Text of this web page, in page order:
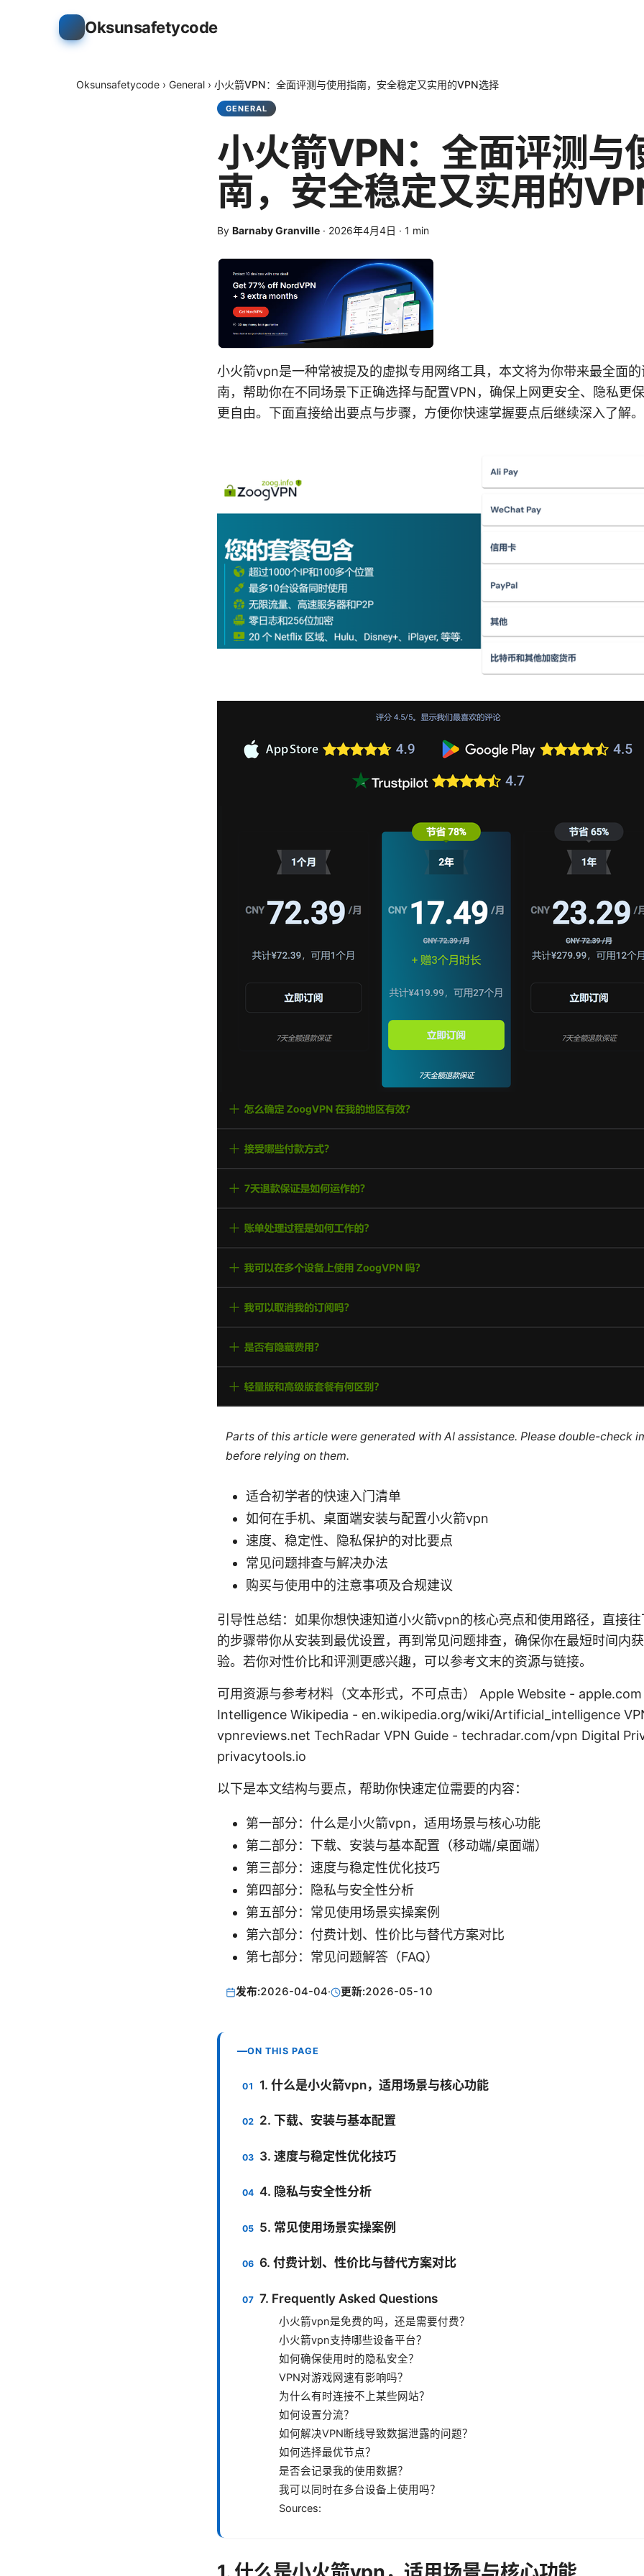
Oksunsafetycode
Oksunsafetycode › General › 小火箭VPN：全面评测与使用指南，安全稳定又实用的VPN选择
GENERAL
小火箭VPN：全面评测与
南，安全稳定又实用的
By Barnaby Granville · 2026年4月4日 · 1 min
小火箭vpn是一种常被提及的虚拟专用网络工具，本文将为你带来最全面
南，帮助你在不同场景下正确选择与配置VPN，确保上网更安全、隐私更
更自由。下面直接给出要点与步骤，方便你快速掌握要点后继续深入了解。
Parts of this article were generated with AI assistance. Please double-check
before relying on them.
适合初学者的快速入门清单
如何在手机、桌面端安装与配置小火箭vpn
速度、稳定性、隐私保护的对比要点
常见问题排查与解决办法
购买与使用中的注意事项及合规建议
引导性总结：如果你想快速知道小火箭vpn的核心亮点和使用路径，直接
的步骤带你从安装到最优设置，再到常见问题排查，确保你在最短时间内
验。若你对性价比和评测更感兴趣，可以参考文末的资源与链接。
可用资源与参考材料（文本形式，不可点击） Apple Website -
Intelligence Wikipedia - en.wikipedia.org/wiki/Artificial_intelligence
vpnreviews.net TechRadar VPN Guide - techradar.com/vpn Digital
privacytools.io
以下是本文结构与要点，帮助你快速定位需要的内容：
第一部分：什么是小火箭vpn，适用场景与核心功能
第二部分：下载、安装与基本配置（移动端/桌面端）
第三部分：速度与稳定性优化技巧
第四部分：隐私与安全性分析
第五部分：常见使用场景实操案例
第六部分：付费计划、性价比与替代方案对比
第七部分：常见问题解答（FAQ）
发布:2026-04-04· 更新:2026-05-10
ON THIS PAGE
1. 什么是小火箭vpn，适用场景与核心功能
2. 下载、安装与基本配置
3. 速度与稳定性优化技巧
4. 隐私与安全性分析
5. 常见使用场景实操案例
6. 付费计划、性价比与替代方案对比
7. Frequently Asked Questions
小火箭vpn是免费的吗，还是需要付费？
小火箭vpn支持哪些设备平台？
如何确保使用时的隐私安全？
VPN对游戏网速有影响吗？
为什么有时连接不上某些网站？
如何设置分流？
如何解决VPN断线导致数据泄露的问题？
如何选择最优节点？
是否会记录我的使用数据？
我可以同时在多台设备上使用吗？
Sources: